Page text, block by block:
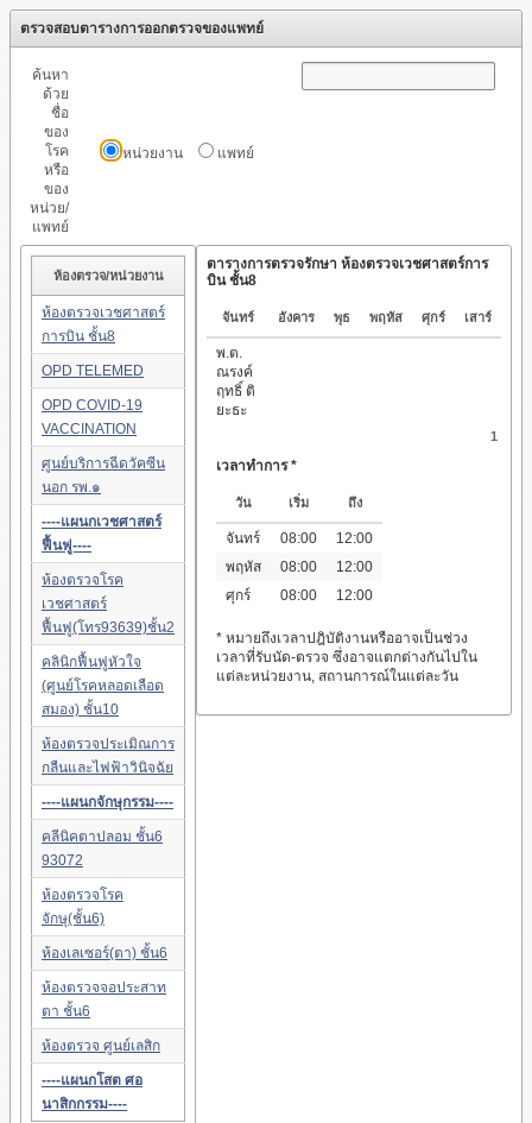
ตรวจสอบตารางการออกตรวจของแพทย์
ค้นหา
ด้วย
ชื่อ
ของ
โรค
หรือ
ของ
หน่วย/
แพทย์
หน่วยงาน แพทย์
ห้องตรวจ/หน่วยงาน
ห้องตรวจเวชศาสตร์
การบิน ชั้น8
OPD TELEMED
OPD COVID-19
VACCINATION
ศูนย์บริการฉีดวัคซีน
นอก รพ.๑
----แผนกเวชศาสตร์
ฟื้นฟู----
ห้องตรวจโรค
เวชศาสตร์
ฟื้นฟู(โทร93639)ชั้น2
คลินิกฟื้นฟูหัวใจ
(ศูนย์โรคหลอดเลือด
สมอง) ชั้น10
ห้องตรวจประเมิณการ
กลืนและไฟฟ้าวินิจฉัย
----แผนกจักษุกรรม----
คลีนิคตาปลอม ชั้น6
93072
ห้องตรวจโรค
จักษุ(ชั้น6)
ห้องเลเซอร์(ตา) ชั้น6
ห้องตรวจจอประสาท
ตา ชั้น6
ห้องตรวจ ศูนย์เลสิก
----แผนกโสต ศอ
นาสิกกรรม----
ตารางการตรวจรักษา ห้องตรวจเวชศาสตร์การ
บิน ชั้น8
จันทร์ อังคาร พุธ พฤหัส ศุกร์ เสาร์
พ.ต.
ณรงค์
ฤทธิ์ ติ
ยะธะ
1
เวลาทำการ *
วัน เริ่ม ถึง
จันทร์ 08:00
12:00
พฤหัส
08:00
12:00
ศุกร์
08:00 12:00
* หมายถึงเวลาปฎิบัติงานหรืออาจเป็นช่วง
เวลาที่รับนัด-ตรวจ ซึ่งอาจแตกต่างกันไปใน
แต่ละหน่วยงาน, สถานการณ์ในแต่ละวัน